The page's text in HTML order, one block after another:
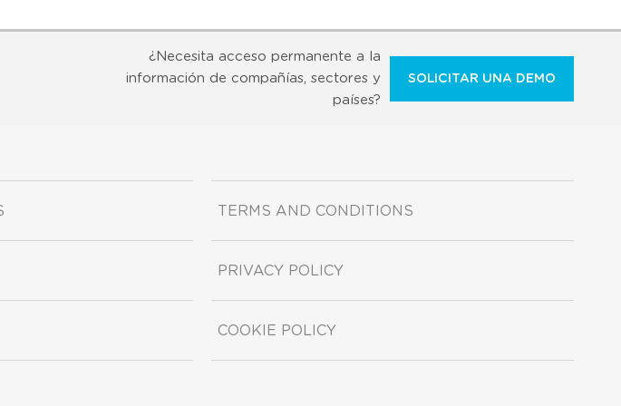
¿Necesita acceso permanente a la
información de compañías, sectores y
países?
SOLICITAR UNA DEMO
TERMS AND CONDITIONS
PRIVACY POLICY
COOKIE POLICY